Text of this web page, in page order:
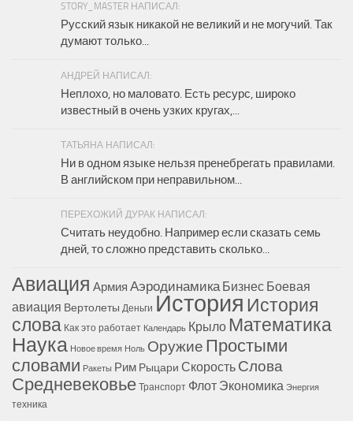
STORY_MASTER НАПИСАЛ:
Русский язык никакой не великий и не могучий. Так
думают только...
АНДРЕЙ НАПИСАЛ:
Неплохо, но маловато. Есть ресурс, широко
известный в очень узких кругах,...
ТАТЬЯНА НАПИСАЛ:
Ни в одном языке нельзя пренебрегать правилами.
В английском при неправильном...
ПЕРЕХОЖИЙ ДУРАК НАПИСАЛ:
Считать неудобно. Например если сказать семь
дней, то сложно представить сколько...
Авиация Армия Аэродинамика Бизнес Боевая
авиация Вертолеты Деньги История История
слова Как это работает Календарь Крыло Математика
Наука Новое время Ноль Оружие Простыми
словами Ракеты Рим Рыцари Скорость Слова
Средневековье Транспорт Флот Экономика Энергия
техника